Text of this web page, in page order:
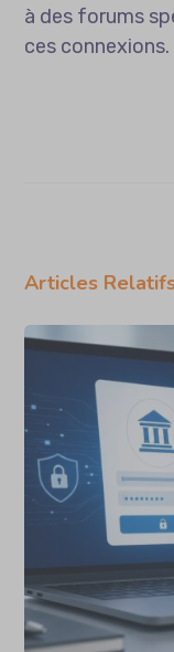
à des forums
ces connexions.
Articles